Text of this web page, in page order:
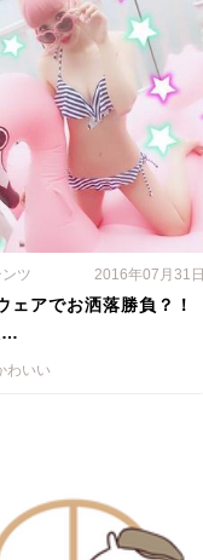
ツ 2016年07月31日
ェアでお洒落勝負？！
…
わいい